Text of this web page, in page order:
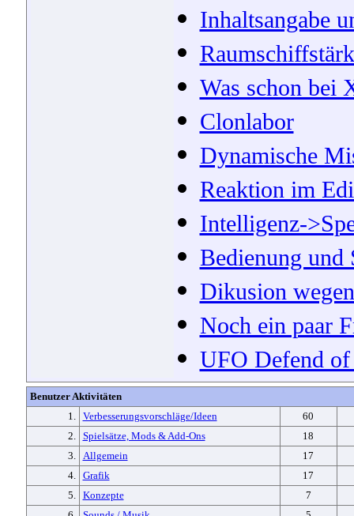
Inhaltsangabe
Was schon bei
Clonlabor
Dynamische
Reaktion im
Intelligenz-
Bedienung und
Dikusion
Noch ein paar
UFO Defend of
Benutzer Aktivitäten
1.
Verbesserungsvorschläge/Ideen
60
2.
Spielsätze, Mods & Add-Ons
18
3.
Allgemein
17
4.
Grafik
17
5.
Konzepte
7